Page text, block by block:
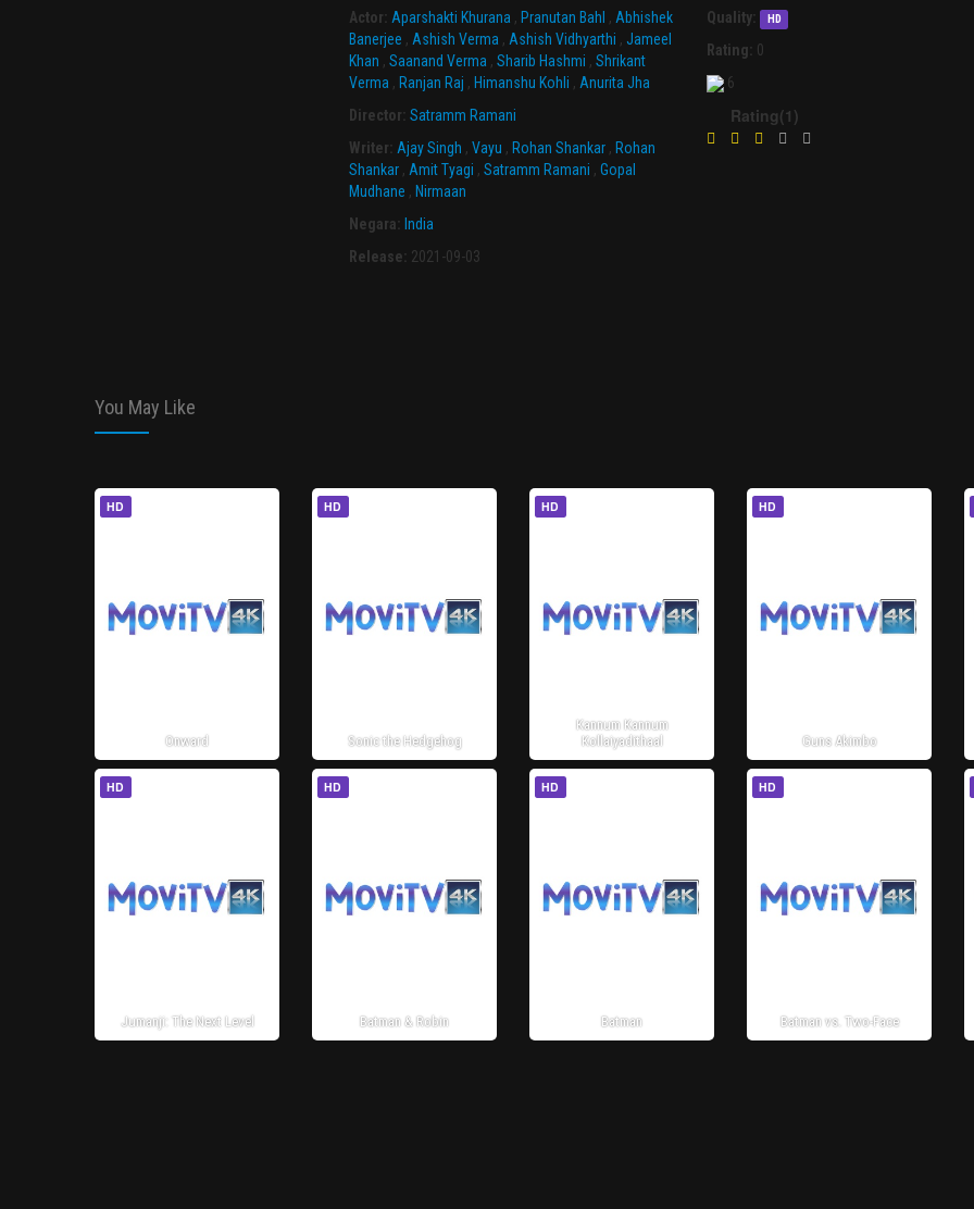
Actor: Aparshakti Khurana , Pranutan Bahl , Abhishek
Banerjee , Ashish Verma , Ashish Vidhyarthi ,Jameel
Khan ,Saanand Verma ,Sharib Hashmi ,Shrikant
Verma , Ranjan Raj , Himanshu Kohli , Anurita Jha
Director:Satramm Ramani
Writer: Ajay Singh ,Vayu , Rohan Shankar , Rohan
Shankar , Amit Tyagi ,Satramm Ramani ,Gopal
Mudhane , Nirmaan
Negara: India
Release: 2021-09-03
Quality:
HD
Rating: 0
6
Rating(1)
You May Like
HD
Onward
HD
Sonic the Hedgehog
HD
Kannum Kannum
Kollaiyadithaal
HD
Guns Akimbo
HD
Jumanji: The Next Level
HD
Batman & Robin
HD
Batman
HD
Batman vs. Two-Face